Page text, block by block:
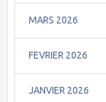
MARS 2026
FEVRIER 2026
JANVIER 2026